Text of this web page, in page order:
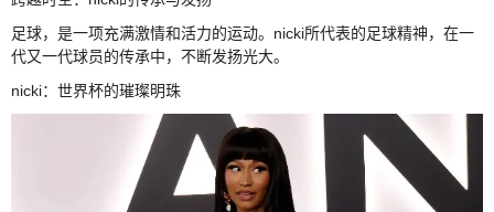
足球，是一项充满激情和活力的运动。nicki所代表的足球精神，在一
代又一代球员的传承中，不断发扬光大。
nicki：世界杯的璀璨明珠